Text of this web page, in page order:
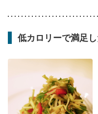
低カロリーで満足